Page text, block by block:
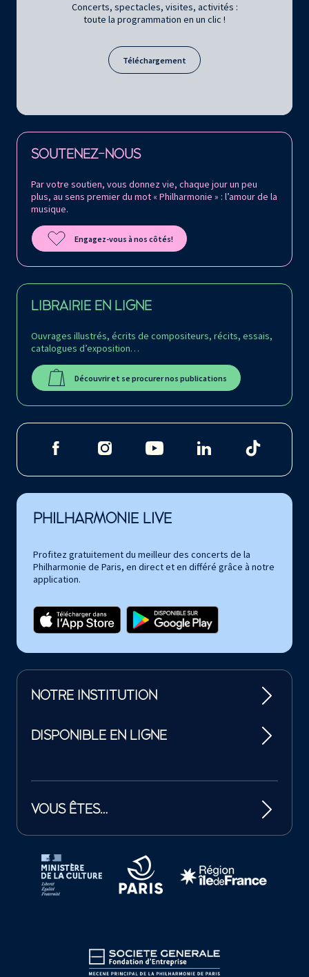
Concerts, spectacles, visites, activités :
toute la programmation en un clic !
Téléchargement
SOUTENEZ-NOUS
Par votre soutien, vous donnez vie, chaque jour un peu
plus, au sens premier du mot « Philharmonie » : l’amour de la
musique.
Engagez-vous à nos côtés!
LIBRAIRIE EN LIGNE
Ouvrages illustrés, écrits de compositeurs, récits, essais,
catalogues d’exposition…
Découvrir et se procurer nos publications
Retrouvez la Philharmonie de Paris sur
PHILHARMONIE LIVE
Profitez gratuitement du meilleur des concerts de la
Philharmonie de Paris, en direct et en différé grâce à notre
application.
NOTRE INSTITUTION
DISPONIBLE EN LIGNE
VOUS ÊTES…
Tutelles et mécènes de la Philharmonie de Paris